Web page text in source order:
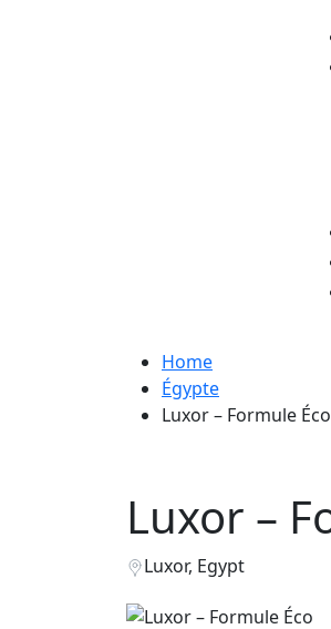
Home
Égypte
Luxor – Formule Éco
Luxor –
Luxor, Egypt